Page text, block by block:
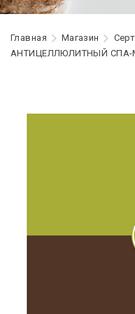
Главная Maгазин
АНТИЦЕЛЛЮЛИТНЫЙ